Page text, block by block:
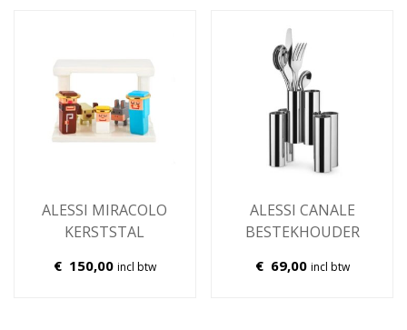
ALESSI MIRACOLO
KERSTSTAL
€ 150,00 incl btw
ALESSI CANALE
BESTEKHOUDER
€ 69,00 incl btw